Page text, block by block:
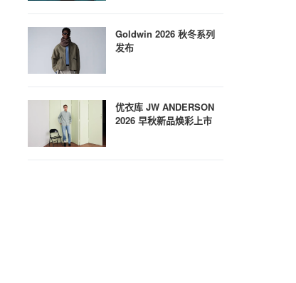
Goldwin 2026 秋冬系列
发布
优衣库 JW ANDERSON
2026 早秋新品焕彩上市